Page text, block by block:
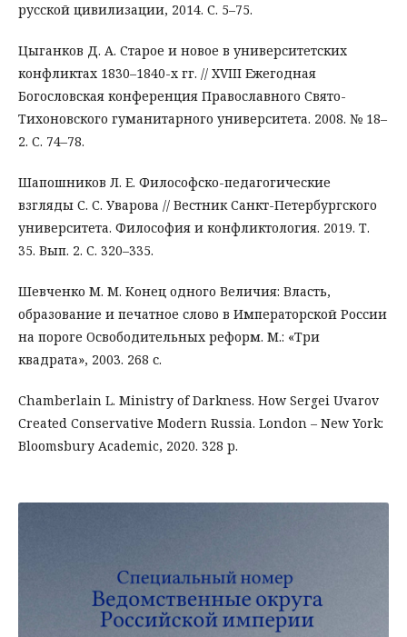
русской цивилизации, 2014. С. 5–75.
Цыганков Д. А. Старое и новое в университетских
конфликтах 1830–1840-х гг. // XVIII Ежегодная
Богословская конференция Православного Свято-
Тихоновского гуманитарного университета. 2008. № 18–
2. С. 74–78.
Шапошников Л. Е. Философско-педагогические
взгляды С. С. Уварова // Вестник Санкт-Петербургского
университета. Философия и конфликтология. 2019. Т.
35. Вып. 2. С. 320–335.
Шевченко М. М. Конец одного Величия: Власть,
образование и печатное слово в Императорской России
на пороге Освободительных реформ. М.: «Три
квадрата», 2003. 268 с.
Chamberlain L. Ministry of Darkness. How Sergei Uvarov
Created Conservative Modern Russia. London – New York:
Bloomsbury Academic, 2020. 328 p.